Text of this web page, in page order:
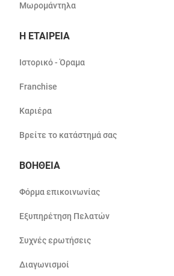
Μωρομάντηλα
Η ΕΤΑΙΡΕΙΑ
Ιστορικό - Όραμα
Franchise
Καριέρα
Βρείτε το κατάστημά σας
ΒΟΗΘΕΙΑ
Φόρμα επικοινωνίας
Εξυπηρέτηση Πελατών
Συχνές ερωτήσεις
Διαγωνισμοί